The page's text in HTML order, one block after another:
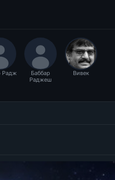
Радж
Баббар
Раджеш
Вивек